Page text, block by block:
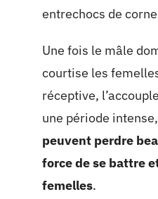
entrechocs de
Une fois le mâle
courtise les
réceptive,
une période
peuvent perdre
force de se battre
femelles.